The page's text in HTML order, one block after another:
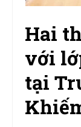
Hai
với
tại